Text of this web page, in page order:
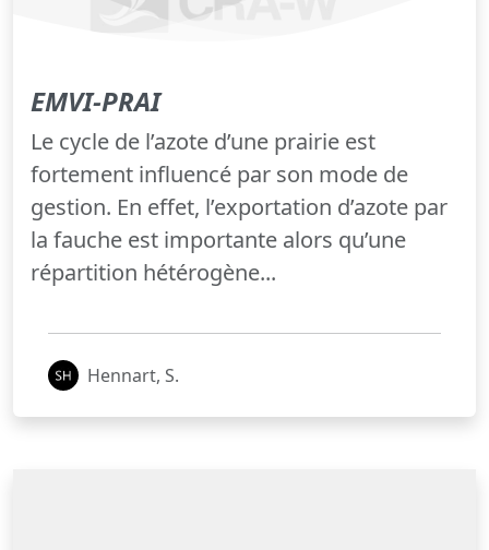
EMVI-PRAI
Le cycle de l’azote d’une prairie est
fortement influencé par son mode de
gestion. En effet, l’exportation d’azote par
la fauche est importante alors qu’une
répartition hétérogène...
Hennart, S.